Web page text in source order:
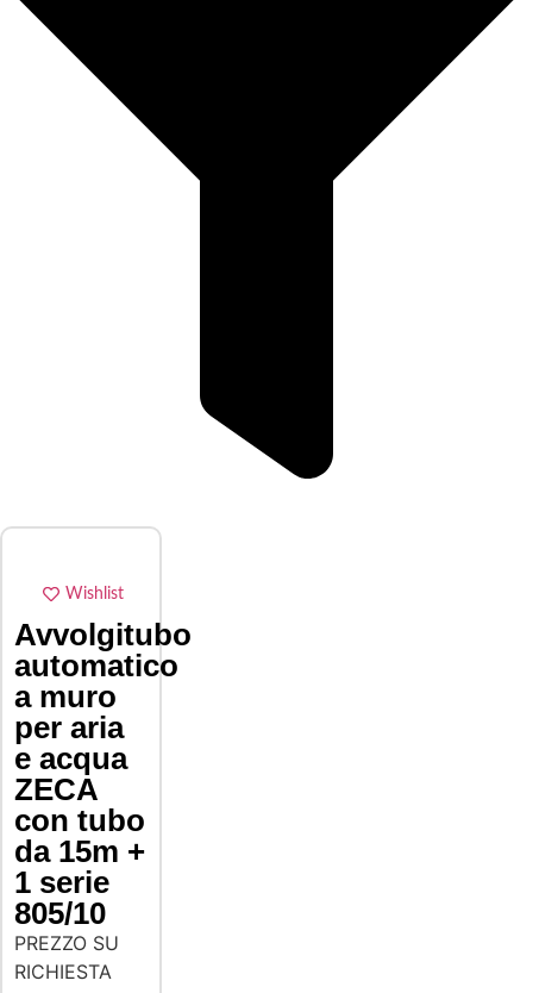
Wishlist
Avvolgitubo
automatico
a muro
per aria
e acqua
ZECA
con tubo
da 15m +
1 serie
805/10
PREZZO SU
RICHIESTA